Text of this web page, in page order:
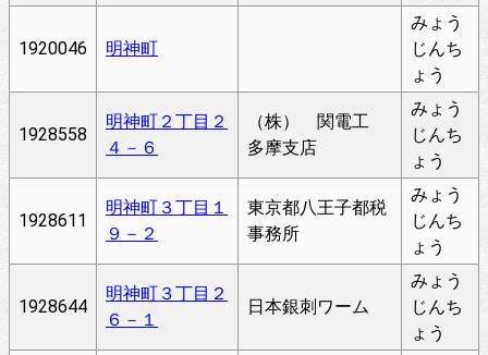
1920046 明神町
みょう
じんち
ょう
1928558
明神町２丁目２
４－６
（株） 関電工
多摩支店
みょう
じんち
ょう
1928611
明神町３丁目１
９－２
東京都八王子都税
事務所
みょう
じんち
ょう
1928644
明神町３丁目２
６－１
日本銀刺ワーム
みょう
じんち
ょう